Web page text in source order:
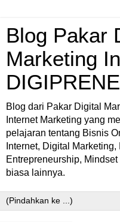
Blog Pakar
Marketing
Blog dari Pakar Digital
Internet Marketing yang
pelajaran tentang Bisnis
Internet, Digital
Entrepreneurship,
biasa lainnya.